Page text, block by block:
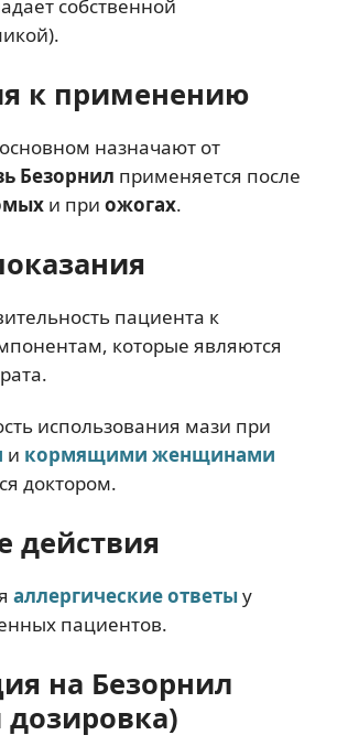
собственной
к применению
назначают от
Безорнил применяется после
и при ожогах.
пациента к
которые являются
использования мази при
и кормящими женщинами
доктором.
действия
аллергические ответыу
пациентов.
на Безорнил
дозировка)